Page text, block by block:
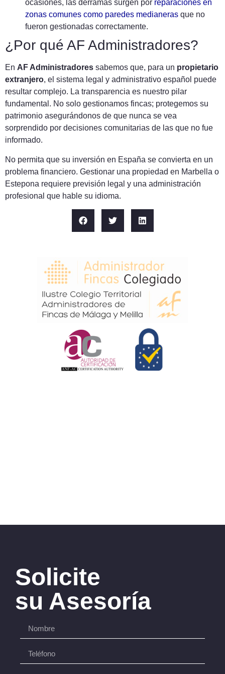
ocasiones, las derramas surgen por reparaciones en
zonas comunes como paredes medianeras que no
fueron gestionadas correctamente.
¿Por qué AF Administradores?
En AF Administradores sabemos que, para un propietario
extranjero, el sistema legal y administrativo español puede
resultar complejo. La transparencia es nuestro pilar
fundamental. No solo gestionamos fincas; protegemos su
patrimonio asegurándonos de que nunca se vea
sorprendido por decisiones comunitarias de las que no fue
informado.
No permita que su inversión en España se convierta en un
problema financiero. Gestionar una propiedad en Marbella o
Estepona requiere previsión legal y una administración
profesional que hable su idioma.
Solicite
su Asesoría